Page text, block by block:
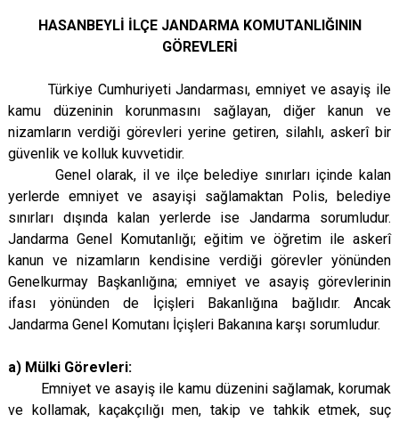
HASANBEYLİ İLÇE JANDARMA KOMUTANLIĞININ
GÖREVLERİ
Türkiye Cumhuriyeti Jandarması, emniyet ve asayiş ile
kamu düzeninin korunmasını sağlayan, diğer kanun ve
nizamların verdiği görevleri yerine getiren, silahlı, askerî bir
güvenlik ve kolluk kuvvetidir.
Genel olarak, il ve ilçe belediye sınırları içinde kalan
yerlerde emniyet ve asayişi sağlamaktan Polis, belediye
sınırları dışında kalan yerlerde ise Jandarma sorumludur.
Jandarma Genel Komutanlığı; eğitim ve öğretim ile askerî
kanun ve nizamların kendisine verdiği görevler yönünden
Genelkurmay Başkanlığına; emniyet ve asayiş görevlerinin
ifası yönünden de İçişleri Bakanlığına bağlıdır. Ancak
Jandarma Genel Komutanı İçişleri Bakanına karşı sorumludur.
a) Mülki Görevleri:
Emniyet ve asayiş ile kamu düzenini sağlamak, korumak
ve kollamak, kaçakçılığı men, takip ve tahkik etmek, suç